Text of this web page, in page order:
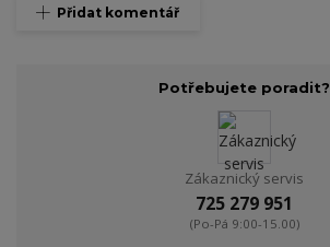
Přidat komentář
Potřebujete poradit?
Zákaznický servis
725 279 951
(Po-Pá 9:00-15.00)